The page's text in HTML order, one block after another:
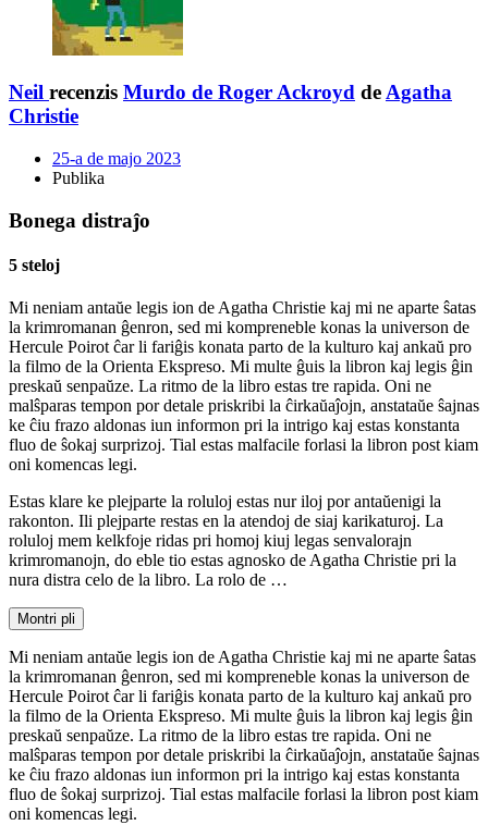
Neil recenzis Murdo de Roger Ackroyd de Agatha
Christie
25-a de majo 2023
Publika
Bonega distraĵo
5 steloj
Mi neniam antaŭe legis ion de Agatha Christie kaj mi ne aparte ŝatas
la krimromanan ĝenron, sed mi kompreneble konas la universon de
Hercule Poirot ĉar li fariĝis konata parto de la kulturo kaj ankaŭ pro
la filmo de la Orienta Ekspreso. Mi multe ĝuis la libron kaj legis ĝin
preskaŭ senpaŭze. La ritmo de la libro estas tre rapida. Oni ne
malŝparas tempon por detale priskribi la ĉirkaŭaĵojn, anstataŭe ŝajnas
ke ĉiu frazo aldonas iun informon pri la intrigo kaj estas konstanta
fluo de ŝokaj surprizoj. Tial estas malfacile forlasi la libron post kiam
oni komencas legi.
Estas klare ke plejparte la roluloj estas nur iloj por antaŭenigi la
rakonton. Ili plejparte restas en la atendoj de siaj karikaturoj. La
roluloj mem kelkfoje ridas pri homoj kiuj legas senvalorajn
krimromanojn, do eble tio estas agnosko de Agatha Christie pri la
nura distra celo de la libro. La rolo de …
Montri pli
Mi neniam antaŭe legis ion de Agatha Christie kaj mi ne aparte ŝatas
la krimromanan ĝenron, sed mi kompreneble konas la universon de
Hercule Poirot ĉar li fariĝis konata parto de la kulturo kaj ankaŭ pro
la filmo de la Orienta Ekspreso. Mi multe ĝuis la libron kaj legis ĝin
preskaŭ senpaŭze. La ritmo de la libro estas tre rapida. Oni ne
malŝparas tempon por detale priskribi la ĉirkaŭaĵojn, anstataŭe ŝajnas
ke ĉiu frazo aldonas iun informon pri la intrigo kaj estas konstanta
fluo de ŝokaj surprizoj. Tial estas malfacile forlasi la libron post kiam
oni komencas legi.